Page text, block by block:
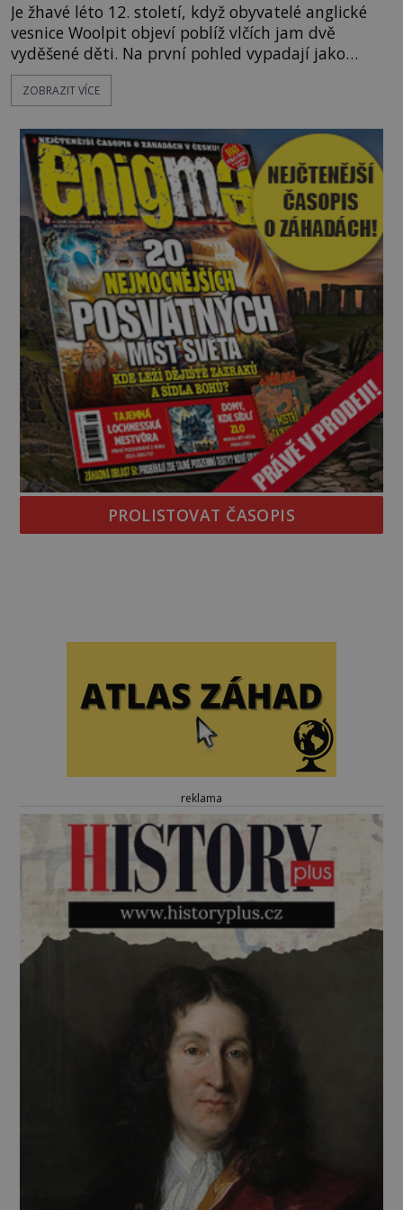
Je žhavé léto 12. století, když obyvatelé anglické
vesnice Woolpit objeví poblíž vlčích jam dvě
vyděšené děti. Na první pohled vypadají jako
každé jiné, až na jednu děsivou výjimku. Jejich
kůže má nazelenalý odstín, mluví
kromě syrových bobů. Příběh se rychle stává
jednou z největších záhad středověké Anglie a ani
po téměř devíti stech letech není
ZOBRAZIT VÍCE
PROLISTOVAT ČASOPIS
reklama